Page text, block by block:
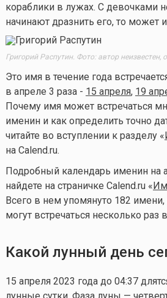
кораблики в лужах. С девочками
начинают дразнить его, то может
Григорий Распутин. Фото: автор неизвестен,
Это имя в течение года
в апреле 3 раза - 15 апреля, 19
Почему имя может встречаться
именин и как определить точно
читайте во вступлении к разделу «
на Calend.ru.
Подробный календарь именин на
найдете на страничке Calend.ru «
Всего в нем упомянуто 182
могут встречаться несколько раз
Какой лунный день
15 апреля 2023 года до 04:37